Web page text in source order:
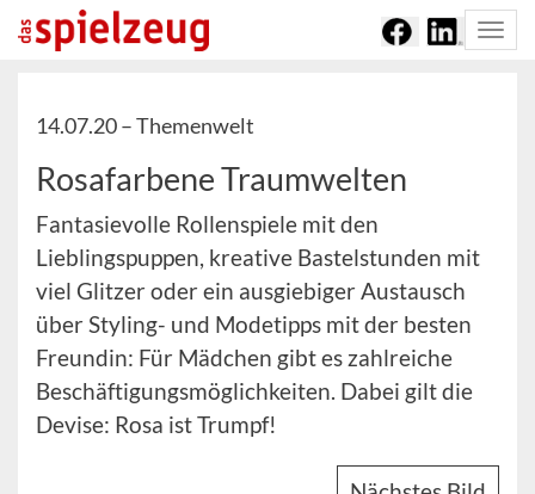
14.07.20 –Themenwelt
Rosafarbene Traumwelten
Fantasievolle Rollenspiele mit den
Lieblingspuppen, kreative Bastelstunden mit
viel Glitzer oder ein ausgiebiger Austausch
über Styling- und Modetipps mit der besten
Freundin: Für Mädchen gibt es zahlreiche
Beschäftigungsmöglichkeiten. Dabei gilt die
Devise: Rosa ist Trumpf!